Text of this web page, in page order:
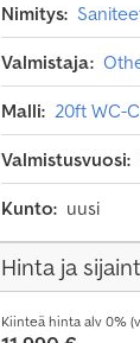
Nimitys:
Valmistaja:
Malli: 20ft WC-
Valmistusvuosi:
Kunto: uusi
Hinta ja
Kiinteä hinta alv 0%